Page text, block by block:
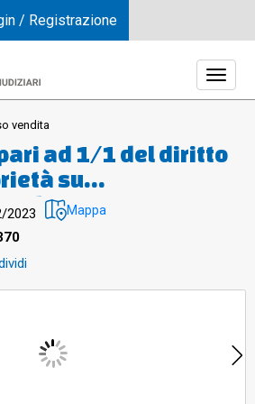
vendita
ad 1/1 del diritto
su
di terreno,
fabbricato rurale,
Località
della superficie di
di Roma) al
2023 Mappa
/ Registrazione